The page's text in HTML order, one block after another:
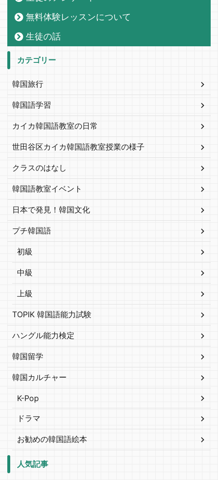
無料体験レッスンについて
生徒の話
カテゴリー
韓国旅行
韓国語学習
カイカ韓国語教室の日常
世田谷区カイカ韓国語教室授業の様子
クラスのはなし
韓国語教室イベント
日本で発見！韓国文化
プチ韓国語
初級
中級
上級
TOPIK 韓国語能力試験
ハングル能力検定
韓国留学
韓国カルチャー
K-Pop
ドラマ
お勧めの韓国語絵本
人気記事